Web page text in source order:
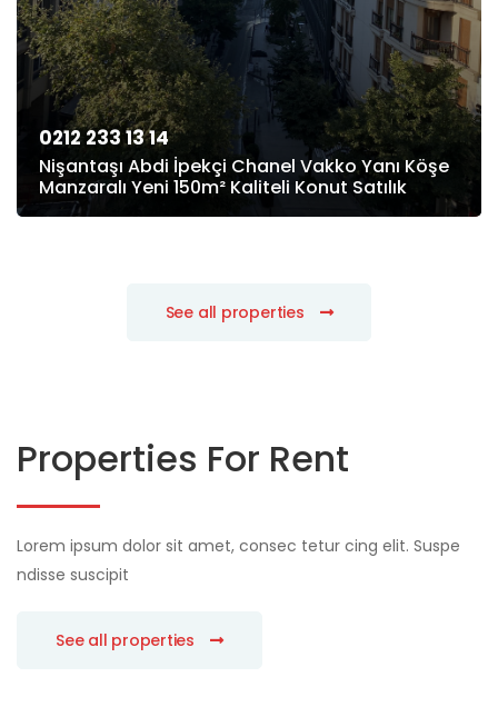
0212 233 13 14
Nişantaşı Abdi İpekçi Chanel Vakko Yanı Köşe
Manzaralı Yeni 150m² Kaliteli Konut Satılık
See all properties
Properties For Rent
Lorem ipsum dolor sit amet, consec tetur cing elit. Suspe
ndisse suscipit
See all properties